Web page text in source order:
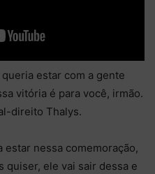
estar com a gente
vitória é para você, irmão.
direito Thalys.
nessa comemoração,
quiser, ele vai sair dessa e